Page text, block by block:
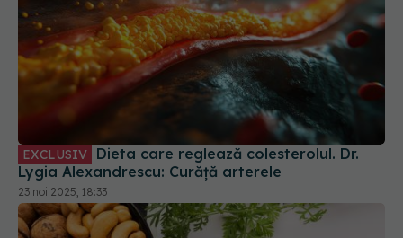
EXCLUSIV
Lygia Alexandrescu: Curăță arterele